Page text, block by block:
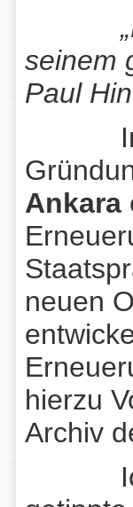
seinem
Paul
In
Ankara
neuen
hierzu
Archiv
Ich